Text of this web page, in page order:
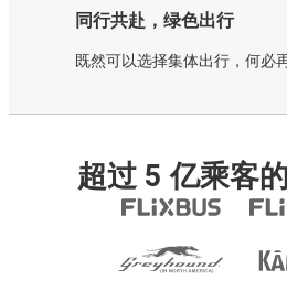
同行共赴，绿色出行
既然可以选择集体出行，何必
超过 5 亿乘客